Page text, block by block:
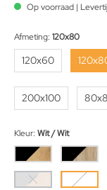
Op voorraad |
Afmeting: 120x80
120x60
200x100
Kleur: Wit / Wit